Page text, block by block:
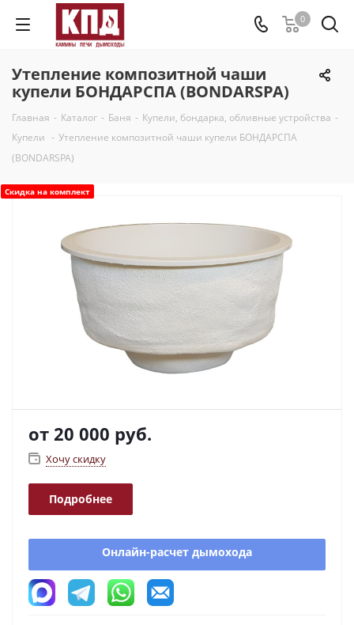
0
Утепление композитной чаши
купели БОНДАРСПА (BONDARSPA)
Главная - Каталог - Баня - Купели, бондарка, обливные устройства -
Купели - Утепление композитной чаши купели БОНДАРСПА
(BONDARSPA)
Скидка на комплект
от 20 000 руб.
Хочу скидку
Подробнее
Онлайн-расчет дымохода